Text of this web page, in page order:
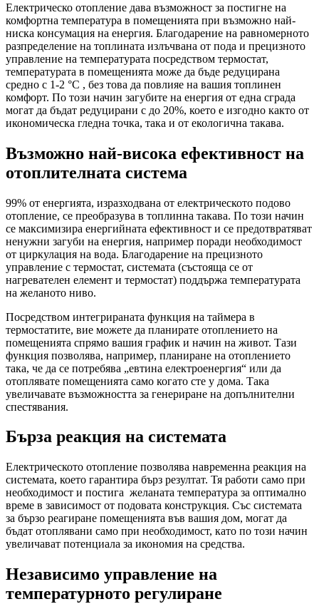
Електрическо отопление дава възможност за постигне на
комфортна температура в помещенията при възможно най-
ниска консумация на енергия. Благодарение на равномерното
разпределение на топлината излъчвана от пода и прецизното
управление на температурата посредством термостат,
температурата в помещенията може да бъде редуцирана
средно с 1-2 °C , без това да повлияе на вашия топлинен
комфорт. По този начин загубите на енергия от една сграда
могат да бъдат редуцирани с до 20%, което е изгодно както от
икономическа гледна точка, така и от екологична такава.
Възможно най-висока ефективност на
отоплителната система
99% от енергията, изразходвана от електрическото подово
отопление, се преобразува в топлинна такава. По този начин
се максимизира енергийната ефективност и се предотвратяват
ненужни загуби на енергия, например поради необходимост
от циркулация на вода. Благодарение на прецизното
управление с термостат, системата (състояща се от
нагревателен елемент и термостат) поддържа температурата
на желаното ниво.
Посредством интегрираната функция на таймера в
термостатите, вие можете да планирате отоплението на
помещенията спрямо вашия график и начин на живот. Тази
функция позволява, например, планиране на отоплението
така, че да се потребява „евтина електроенергия“ или да
отоплявате помещенията само когато сте у дома. Така
увеличавате възможността за генериране на допълнителни
спестявания.
Бърза реакция на системата
Електрическото отопление позволява навременна реакция на
системата, което гарантира бърз резултат. Тя работи само при
необходимост и постига желаната температура за оптимално
време в зависимост от подовата конструкция. Със системата
за бързо реагиране помещенията във вашия дом, могат да
бъдат отоплявани само при необходимост, като по този начин
увеличават потенциала за икономия на средства.
Независимо управление на
температурното регулиране